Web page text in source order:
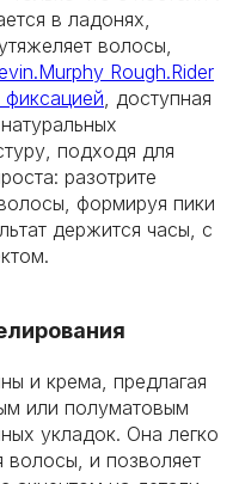
в ладонях,
волосы,
Rough.Rider
фиксацией, доступная
подходя для
разотрите
формируя пики
держится часы, с
и крема, предлагая
или полуматовым
укладок. Она легко
волосы, и позволяет